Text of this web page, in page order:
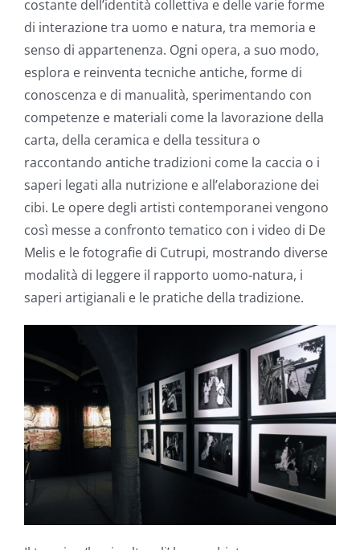
costante dell’identità collettiva e delle varie forme
di interazione tra uomo e natura, tra memoria e
senso di appartenenza. Ogni opera, a suo modo,
esplora e reinventa tecniche antiche, forme di
conoscenza e di manualità, sperimentando con
competenze e materiali come la lavorazione della
carta, della ceramica e della tessitura o
raccontando antiche tradizioni come la caccia o i
saperi legati alla nutrizione e all’elaborazione dei
cibi. Le opere degli artisti contemporanei vengono
così messe a confronto tematico con i video di De
Melis e le fotografie di Cutrupi, mostrando diverse
modalità di leggere il rapporto uomo-natura, i
saperi artigianali e le pratiche della tradizione.